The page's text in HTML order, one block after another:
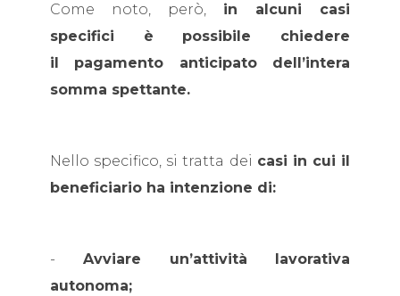
Come noto, però, in alcuni casi
specifici è possibile chiedere
il pagamento anticipato dell’intera
somma spettante.
Nello specifico, si tratta dei casi in cui il
beneficiario ha intenzione di:
- Avviare un’attività lavorativa
autonoma;